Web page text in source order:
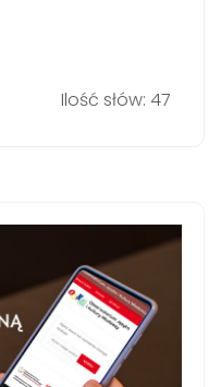
Ilość słów: 47